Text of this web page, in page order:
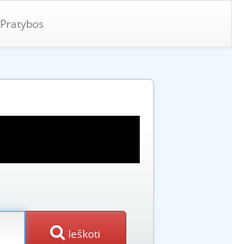
Pratybos
Ieškoti